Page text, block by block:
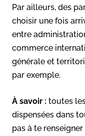
Par ailleurs, des
choisir une fois
entre
commerce
générale et
par exemple.
À savoir : toutes
dispensées dans
pas à te